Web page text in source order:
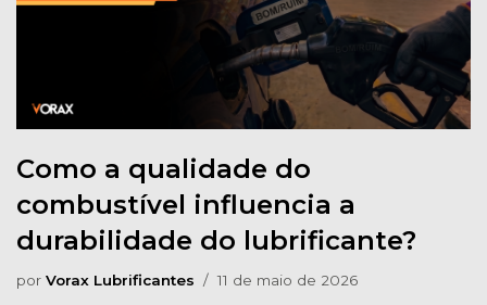
Como a qualidade do
combustível influencia a
durabilidade do lubrificante?
por Vorax Lubrificantes 11 de maio de 2026